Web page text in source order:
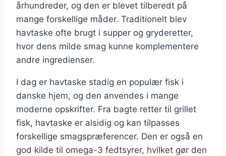
århundreder, og den er blevet tilberedt på
mange forskellige måder. Traditionelt blev
havtaske ofte brugt i supper og gryderetter,
hvor dens milde smag kunne komplementere
andre ingredienser.
I dag er havtaske stadig en populær fisk i
danske hjem, og den anvendes i mange
moderne opskrifter. Fra bagte retter til grillet
fisk, havtaske er alsidig og kan tilpasses
forskellige smagspræferencer. Den er også en
god kilde til omega-3 fedtsyrer, hvilket gør den